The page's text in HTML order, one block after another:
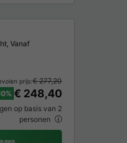
Vaatwasser Vriezer
Vanaf
prijs:€ 277,20
€ 248,40
op basis van 2
personen